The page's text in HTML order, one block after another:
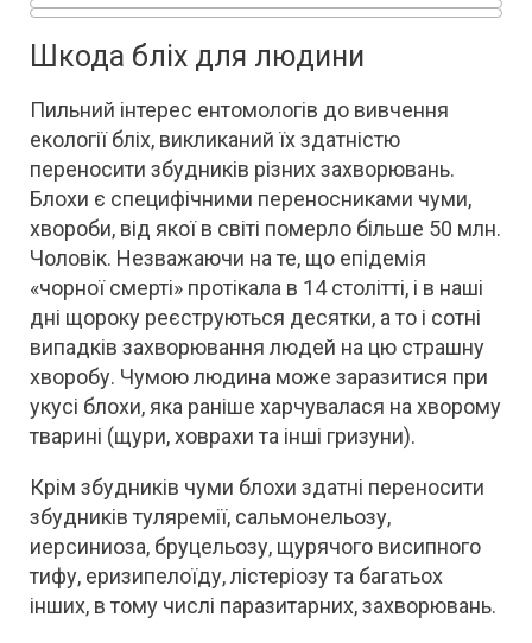
Яйця блохи
Личинка блохи
Шкода бліх для людини
Пильний інтерес ентомологів до вивчення
екології бліх, викликаний їх здатністю
переносити збудників різних захворювань.
Блохи є специфічними переносниками чуми,
хвороби, від якої в світі померло більше 50 млн.
Чоловік. Незважаючи на те, що епідемія
«чорної смерті» протікала в 14 столітті, і в наші
дні щороку реєструються десятки, а то і сотні
випадків захворювання людей на цю страшну
хворобу. Чумою людина може заразитися при
укусі блохи, яка раніше харчувалася на хворому
тварині (щури, ховрахи та інші гризуни).
Крім збудників чуми блохи здатні переносити
збудників туляремії, сальмонельозу,
иерсиниоза, бруцельозу, щурячого висипного
тифу, еризипелоїду, лістеріозу та багатьох
інших, в тому числі паразитарних, захворювань.